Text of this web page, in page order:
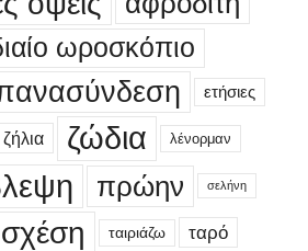
ωροσκόπιο
ετήσιες
ζήλια ζώδια λένορμαν
πρώην σελήνη
σχέση ταιριάζω ταρό